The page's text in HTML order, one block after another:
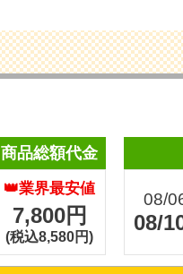
商品総額代金
👑業界最安値
7,800円
(税込8,580円)
08/
08/